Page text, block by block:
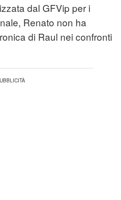
dal GFVip per i
Renato non ha
di Raul nei confronti